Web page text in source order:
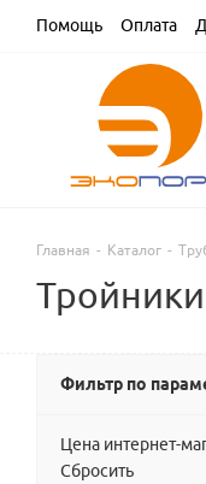
Помощь Оплата
Главная - Каталог -
Фильтр по
Цена интернет-
Сбросить